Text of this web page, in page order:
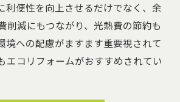
利便性を向上させるだけでなく、余
削減にもつながり、光熱費の節約も
境への配慮がますます重要視されて
エコリフォームがおすすめされてい